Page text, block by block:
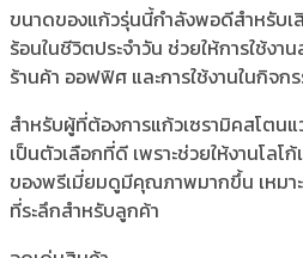
ขนาดของแก้วรุ่นนี้กำลังพอดีสำหรับเ
ร้อนในชีวิตประจำวัน ช่วยให้การใช้ง
ร้านค้า ออฟฟิศ และการใช้งานในกิจก
สำหรับผู้ที่ต้องการแก้วเซรามิคสโตน
เป็นตัวเลือกที่ดี เพราะช่วยให้งานโลโ
ของพรีเมี่ยมดูมีคุณภาพมากขึ้น เหมา
ที่ระลึกสำหรับลูกค้า